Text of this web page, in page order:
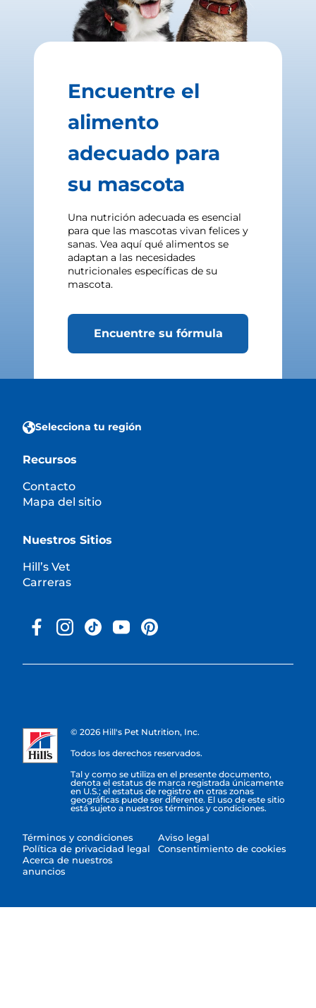
Encuentre el
alimento
adecuado para
su mascota
Una nutrición adecuada es esencial
para que las mascotas vivan felices y
sanas. Vea aquí qué alimentos se
adaptan a las necesidades
nutricionales específicas de su
mascota.
Encuentre su fórmula
Selecciona tu región
Recursos
Contacto
Mapa del sitio
Nuestros Sitios
Hill’s Vet
Carreras
© 2026 Hill's Pet Nutrition, Inc.
Todos los derechos reservados.
Tal y como se utiliza en el presente documento,
denota el estatus de marca registrada únicamente
en U.S.; el estatus de registro en otras zonas
geográficas puede ser diferente. El uso de este sitio
está sujeto a nuestros términos y condiciones.
Términos y condiciones
Política de privacidad legal
Acerca de nuestros
anuncios
Aviso legal
Consentimiento de cookies